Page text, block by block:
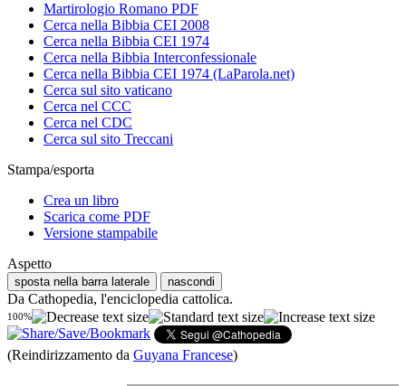
Martirologio Romano PDF
Cerca nella Bibbia CEI 2008
Cerca nella Bibbia CEI 1974
Cerca nella Bibbia Interconfessionale
Cerca nella Bibbia CEI 1974 (LaParola.net)
Cerca sul sito vaticano
Cerca nel CCC
Cerca nel CDC
Cerca sul sito Treccani
Stampa/esporta
Crea un libro
Scarica come PDF
Versione stampabile
Aspetto
sposta nella barra laterale nascondi
Da Cathopedia, l'enciclopedia cattolica.
100%
(Reindirizzamento da Guyana Francese)